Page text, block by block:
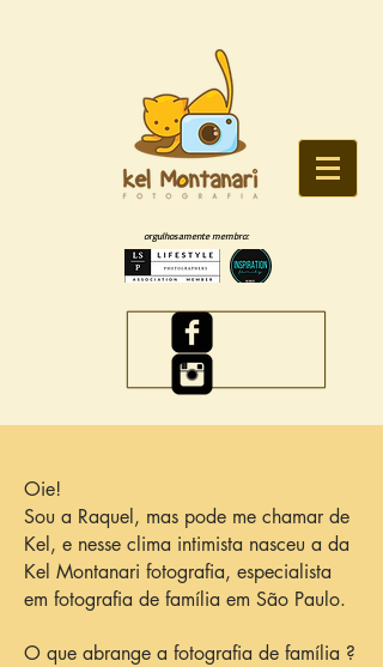
orgulhosamente membro:
Oie!
Sou a Raquel, mas pode me chamar de
Kel, e nesse clima intimista nasceu a da
Kel Montanari fotografia, especialista
em fotografia de família em São Paulo.
O que abrange a fotografia de família ?